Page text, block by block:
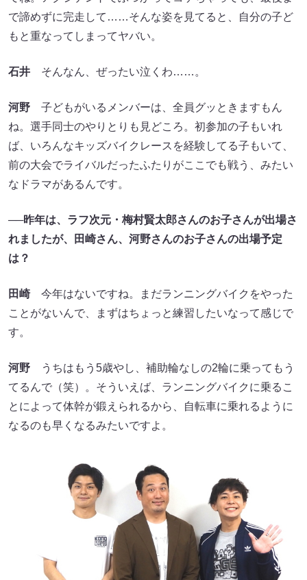
で諦めずに完走して……そんな姿を見てると、自分の子ど
もと重なってしまってヤバい。
石井 そんなん、ぜったい泣くわ……。
河野 子どもがいるメンバーは、全員グッときますもん
ね。選手同士のやりとりも見どころ。初参加の子もいれ
ば、いろんなキッズバイクレースを経験してる子もいて、
前の大会でライバルだったふたりがここでも戦う、みたい
なドラマがあるんです。
──昨年は、ラフ次元・梅村賢太郎さんのお子さんが出場さ
れましたが、田崎さん、河野さんのお子さんの出場予定
は？
田崎今年はないですね。まだランニングバイクをやった
ことがないんで、まずはちょっと練習したいなって感じで
す。
河野 うちはもう5歳やし、補助輪なしの2輪に乗ってもう
てるんで（笑）。そういえば、ランニングバイクに乗るこ
とによって体幹が鍛えられるから、自転車に乗れるように
なるのも早くなるみたいですよ。